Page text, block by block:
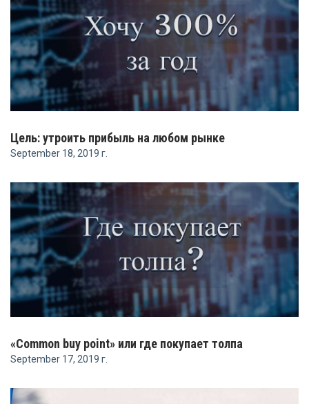
Цель: утроить прибыль на любом рынке
September 18, 2019 г.
«Common buy point» или где покупает толпа
September 17, 2019 г.